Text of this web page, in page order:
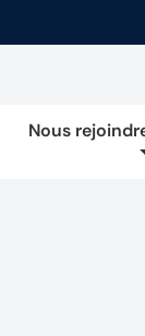
Nous